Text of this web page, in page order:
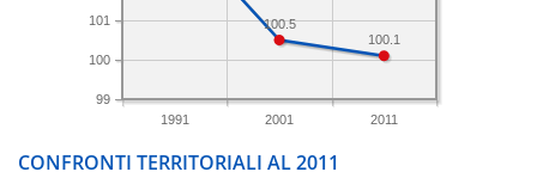
1991 2001 2011
99
100
101
100.1
100.5
CONFRONTI TERRITORIALI AL 2011